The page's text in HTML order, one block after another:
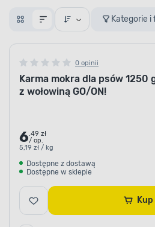
Kategorie i
0 opinii
Karma mokra dla psów 1250
z wołowiną GO/ON!
6.49 zł
/ op.
5,19 zł / kg
Dostępne z dostawą
Dostępne w sklepie